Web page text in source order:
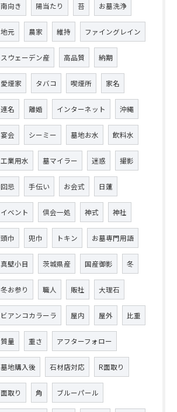
南向き 陽当たり 苔 お墓洗浄
地元 農家 維持 ファイングレイン
スウェーデン産 高品質 納期
愛煙家 タバコ 喫煙所 家名
連名 離婚 インターネット 沖縄
宴会 シーミー 墓地お水 飲料水
工業用水 墓マイラー 迷惑 撮影
回忌 手伝い お会式 日蓮
イベント 倶会一処 神式 神社
頭巾 兜巾 トキン お墓専門用語
真壁小目 茨城県産 国産御影 冬
冬お参り 職人 販社 大理石
ビアンコカラーラ 屋内 屋外 比重
質量 重さ アフターフォロー
墓地購入後 石材店対応 R面取り
面取り 角 ブルーパール